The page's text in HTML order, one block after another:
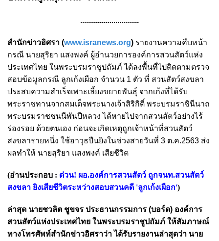
..............................
สำนักข่าวอิศรา (www.isranews.org) รายงานความคืบหน้า
กรณี นายสุริยา แสงพงค์ ผู้อำนวยการองค์การสวนสัตว์แห่ง
ประเทศไทย ในพระบรมราชูปถัมภ์ ได้ลงพื้นที่ไปติดตามตรวจ
สอบข้อมูลกรณี ลูกเก้งเผือก จำนวน 1 ตัว ที่ สวนสัตว์สงขลา
ประสบความสำเร็จเพาะเลี้ยงขยายพันธุ์ จากเก้งที่ได้รับ
พระราชทานจากสมเด็จพระนางเจ้าสิริกิติ์ พระบรมราชินีนาถ
พระบรมราชชนนีพันปีหลวง ได้หายไปจากสวนสัตว์อย่างไร้
ร่องรอย ด้วยตนเอง ก่อนจะเกิดเหตุถูกเจ้าหน้าที่สวนสัตว์
สงขลารายหนึ่ง ใช้อาวุธปืนยิงในช่วงสายวันที่ 3 ต.ค.2563 ส่ง
ผลทำให้ นายสุริยา แสงพงค์ เสียชีวิต
(อ่านประกอบ : ด่วน! ผอ.องค์การสวนสัตว์ ถูกจนท.สวนสัตว์
สงขลา ยิงเสียชีวิตระหว่างสอบสวนคดี 'ลูกเก้งเผือก')
ล่าสุด นายชวลิต ชูขจร ประธานกรรมการ (บอร์ด) องค์การ
สวนสัตว์แห่งประเทศไทย ในพระบรมราชูปถัมภ์ ให้สัมภาษณ์
ทางโทรศัพท์สำนักข่าวอิศราว่า ได้รับรายงานล่าสุดว่า นาย